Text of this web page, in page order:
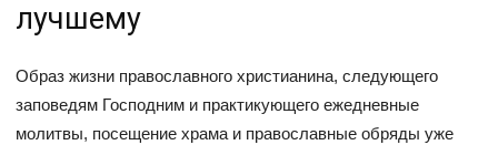
лучшему
Образ жизни православного христианина, следующего
заповедям Господним и практикующего ежедневные
молитвы, посещение храма и православные обряды уже